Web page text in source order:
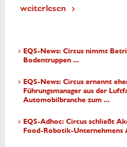
weiterlesen
EQS-News: Circus nimmt
Bodentruppen ...
EQS-News: Circus ernennt
Führungsmanager aus der
Automobilbranche zum ...
EQS-Adhoc: Circus schließt
Food-Robotik-Unternehmens